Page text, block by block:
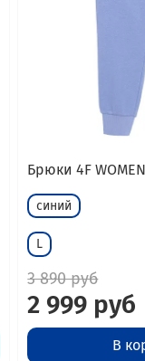
Брюки 4F
синий
L
3 890 руб
2 999 руб
В